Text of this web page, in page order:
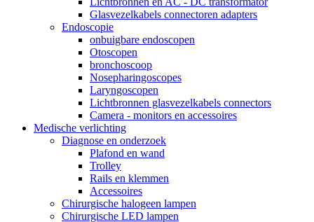
Glasvezelkabels connectoren adapters
Endoscopie
onbuigbare endoscopen
Otoscopen
bronchoscoop
Nosepharingoscopes
Laryngoscopen
Lichtbronnen glasvezelkabels connectors
Camera - monitors en accessoires
Medische verlichting
Diagnose en onderzoek
Plafond en wand
Trolley
Rails en klemmen
Accessoires
Chirurgische halogeen lampen
Chirurgische LED lampen